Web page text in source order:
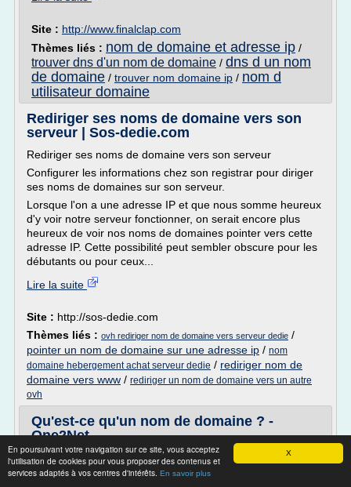
X
En poursuivant votre navigation sur ce site, vous acceptez
l'utilisation de cookies pour vous proposer des contenus et
services adaptés à vos centres d'intérêts. En savoir plus
Site : http://www.finalclap.com
Thèmes liés : nom de domaine et adresse ip /
trouver dns d'un nom de domaine / dns d un nom
de domaine / trouver nom domaine ip / nom d
utilisateur domaine
Rediriger ses noms de domaine vers son
serveur | Sos-dedie.com
Rediriger ses noms de domaine vers son serveur
Configurer les informations chez son registrar pour diriger
ses noms de domaines sur son serveur.
Lorsque l'on a une adresse IP et que nous somme heureux
d'y voir notre serveur fonctionner, on serait encore plus
heureux de voir nos noms de domaines pointer vers cette
adresse IP. Cette possibilité peut sembler obscure pour les
débutants ou pour ceux...
Lire la suite
Site : http://sos-dedie.com
Thèmes liés : ovh rediriger nom de domaine vers serveur dedie /
pointer un nom de domaine sur une adresse ip / nom
domaine hebergement achat serveur dedie / rediriger nom de
domaine vers www / rediriger un nom de domaine vers un autre
ovh
Qu'est-ce qu'un nom de domaine ? -
One2Net
Le nom de domaine est en quelque sorte la partie visible
d'un site Internet.